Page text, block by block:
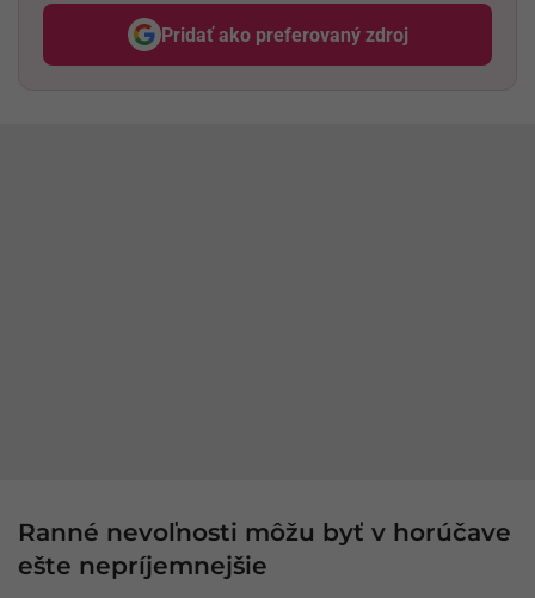
Pridať ako preferovaný zdroj
Odzadu, odkaz sa otvorí v
Ranné nevoľnosti môžu byť v horúčave
ešte nepríjemnejšie